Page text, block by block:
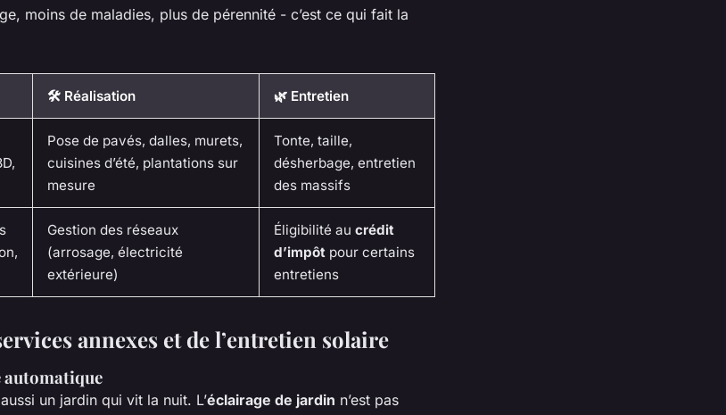
moins de maladies, plus de pérennité - c’est ce qui fait la
🛠️ Réalisation 🌿 Entretien
Pose de pavés, dalles, murets,
cuisines d’été, plantations sur
mesure
Tonte, taille,
désherbage, entretien
des massifs
Gestion des réseaux
(arrosage, électricité
extérieure)
Éligibilité au crédit
d’impôt pour certains
entretiens
annexes et de l’entretien solaire
automatique
un jardin qui vit la nuit. L’éclairage de jardin n’est pas